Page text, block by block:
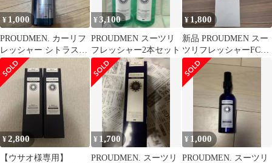
¥ 1,000
PROUDMEN. カーリフ
レッシャー シトラスム
スク
¥3,100
PROUDMEN スーツリ
フレッシャー2本セット
¥ 1,800
新品 PROUDMEN スー
ツリフレッシャーFC
200mL コムサメン
¥2,800
【ウサオ様専用】
¥ 1,700
PROUDMEN. スーツリ
¥ 1,000
PROUDMEN. スーツリ